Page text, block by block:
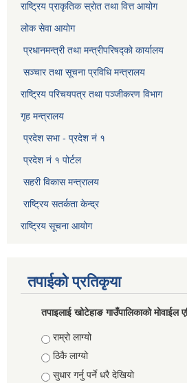
राष्ट्रिय प्राकृतिक स्राेत तथा वित्त आयोग
लोक सेवा आयोग
प्रधानमन्त्री तथा मन्त्रीपरिषद्को कार्यालय
सञ्‍चार तथा सूचना प्रविधि मन्त्रालय
राष्ट्रिय परिचयपत्र तथा पञ्जीकरण विभाग​
गृह मन्त्रालय
प्रदेश सभा - प्रदेश नं १
प्रदेश नं १ पोर्टल
सहरी विकास मन्त्रालय
राष्ट्रिय सतर्कता केन्द्र
राष्ट्रिय सूचना आयोग
तपाईको प्रतिकृया
तपाइलाई खोटेहाङ गाउँपालिकाको माेवाईल
Choices
राम्रो लाग्यो
ठिकै लाग्यो
सुधार गर्नु पर्ने धरै देखियाे